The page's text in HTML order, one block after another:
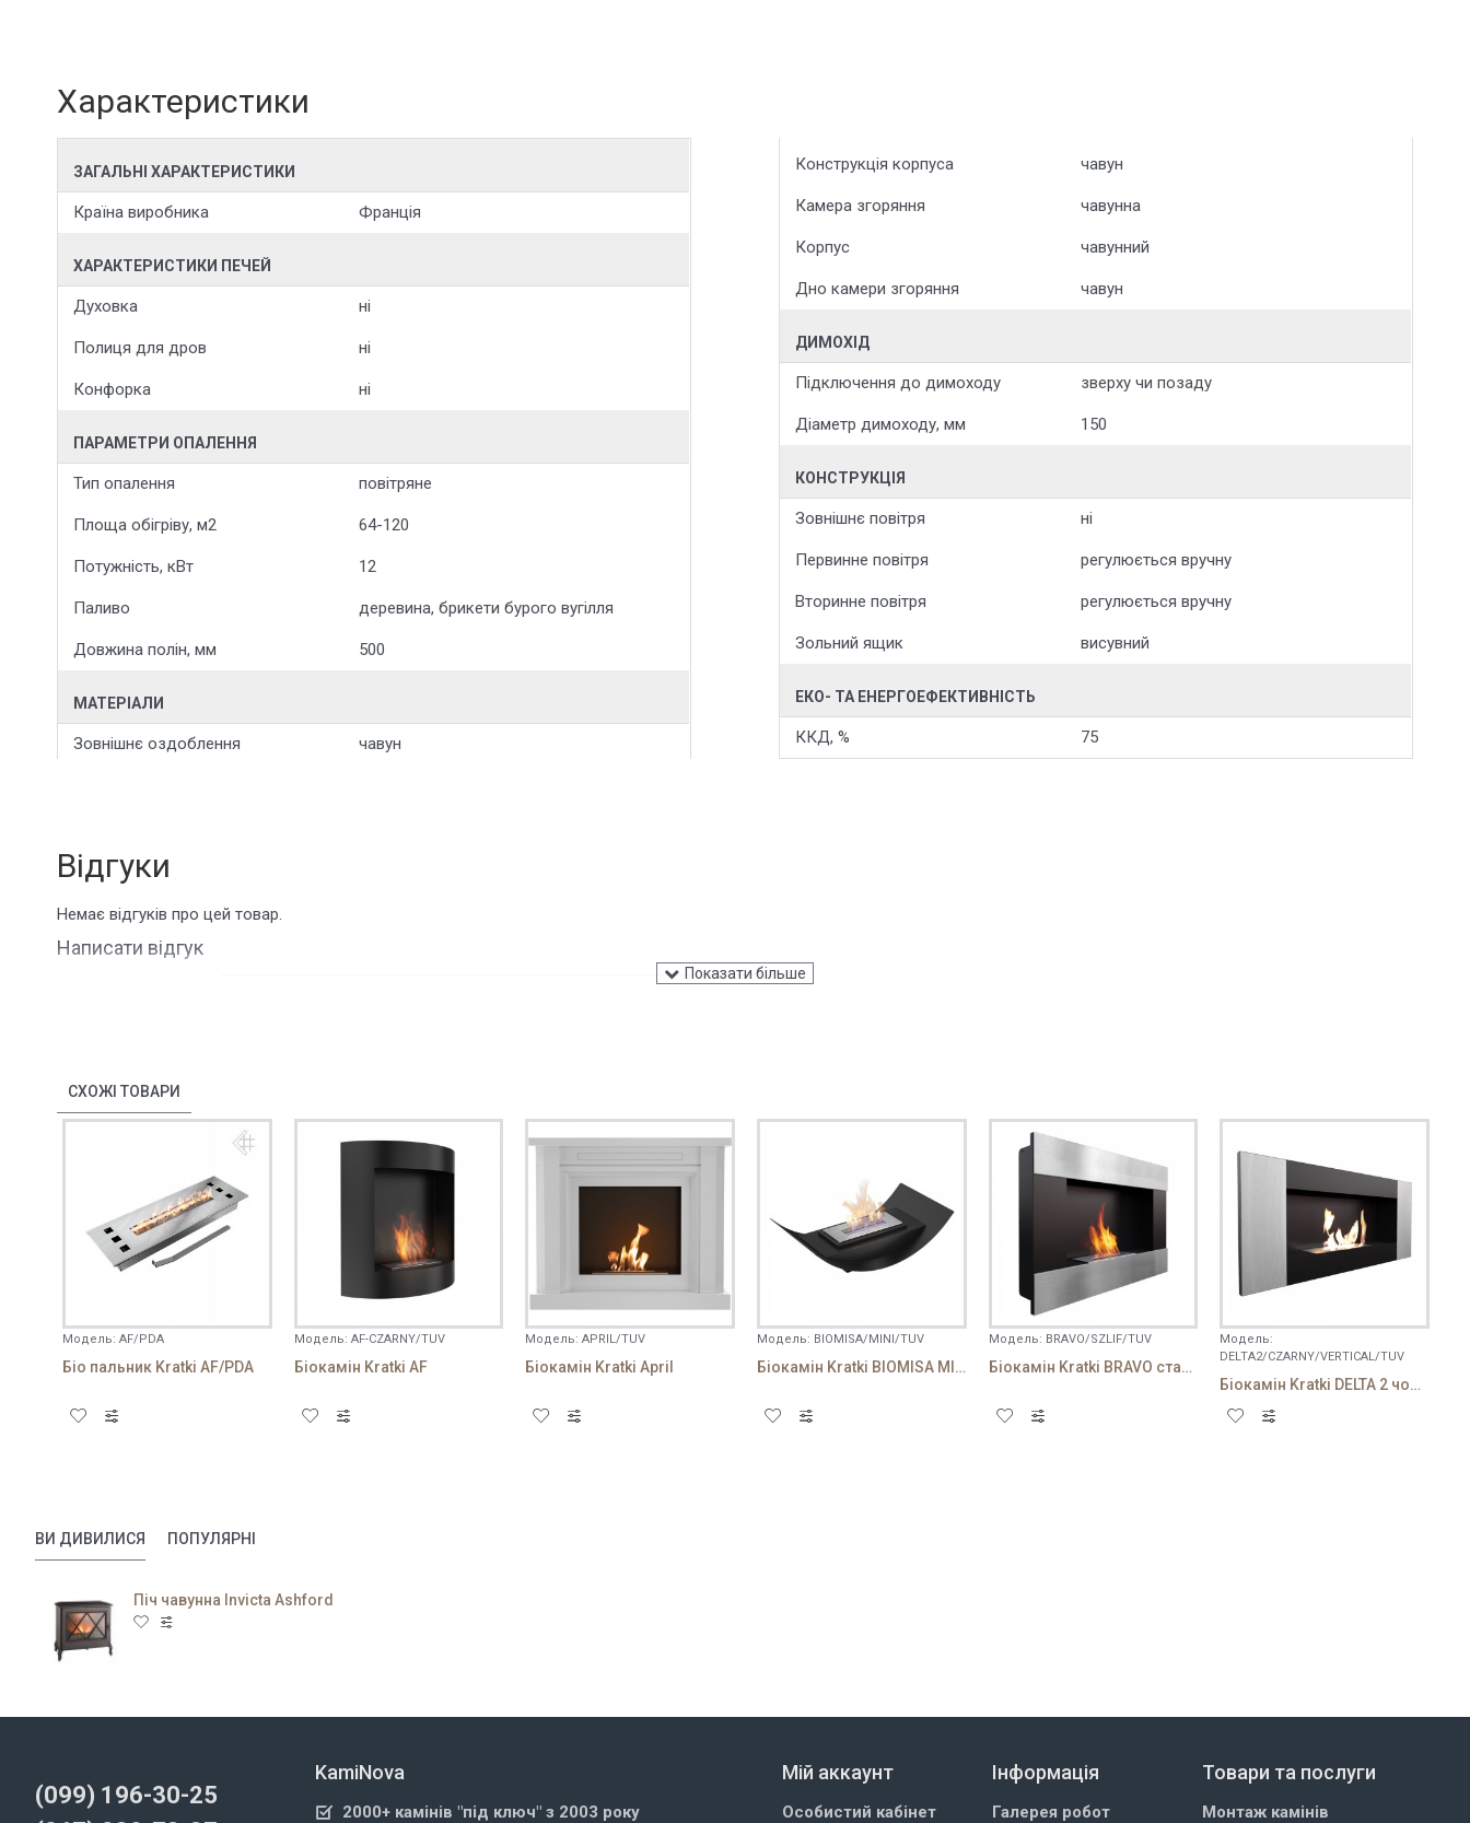
Характеристики
ЗАГАЛЬНІ ХАРАКТЕРИСТИКИ
Країна виробника Франція
ХАРАКТЕРИСТИКИ ПЕЧЕЙ
Духовка ні
Полиця для дров ні
Конфорка ні
ПАРАМЕТРИ ОПАЛЕННЯ
Тип опалення повітряне
Площа обігріву, м2 64-120
Потужність, кВт 12
Паливо деревина, брикети бурого вугілля
Довжина полін, мм 500
МАТЕРІАЛИ
Зовнішнє оздоблення чавун
Конструкція корпуса чавун
Камера згоряння чавунна
Корпус чавунний
Дно камери згоряння чавун
ДИМОХІД
Підключення до димоходу зверху чи позаду
Діаметр димоходу, мм 150
КОНСТРУКЦІЯ
Зовнішнє повітря ні
Первинне повітря регулюється вручну
Вторинне повітря регулюється вручну
Зольний ящик висувний
ЕКО- ТА ЕНЕРГОЕФЕКТИВНІСТЬ
ККД, % 75
Відгуки
Немає відгуків про цей товар.
Написати відгук
Примітка: HTML розмітка не підтримується! Використовуйте звичайний текст.
Погано
СХОЖІ ТОВАРИ
Модель: AF/PDA
Біо пальник Kratki AF/PDA
Модель: AF-CZARNY/TUV
Біокамін Kratki AF
Модель: APRIL/TUV
Біокамін Kratki April
Модель: BIOMISA/MINI/TUV
Біокамін Kratki BIOMISA MINI чорний
Модель: BRAVO/SZLIF/TUV
Біокамін Kratki BRAVO стальний
Модель:
DELTA2/CZARNY/VERTICAL/TUV
Біокамін Kratki DELTA 2 чорний VERTICAL
ВИ ДИВИЛИСЯ ПОПУЛЯРНІ
Піч чавунна Invicta Ashford
(099) 196-30-25
KamiNova
2000+ камінів "під ключ" з 2003 року
Мій аккаунт
Особистий кабінет
Інформація
Галерея робот
Товари та послуги
Монтаж камінів